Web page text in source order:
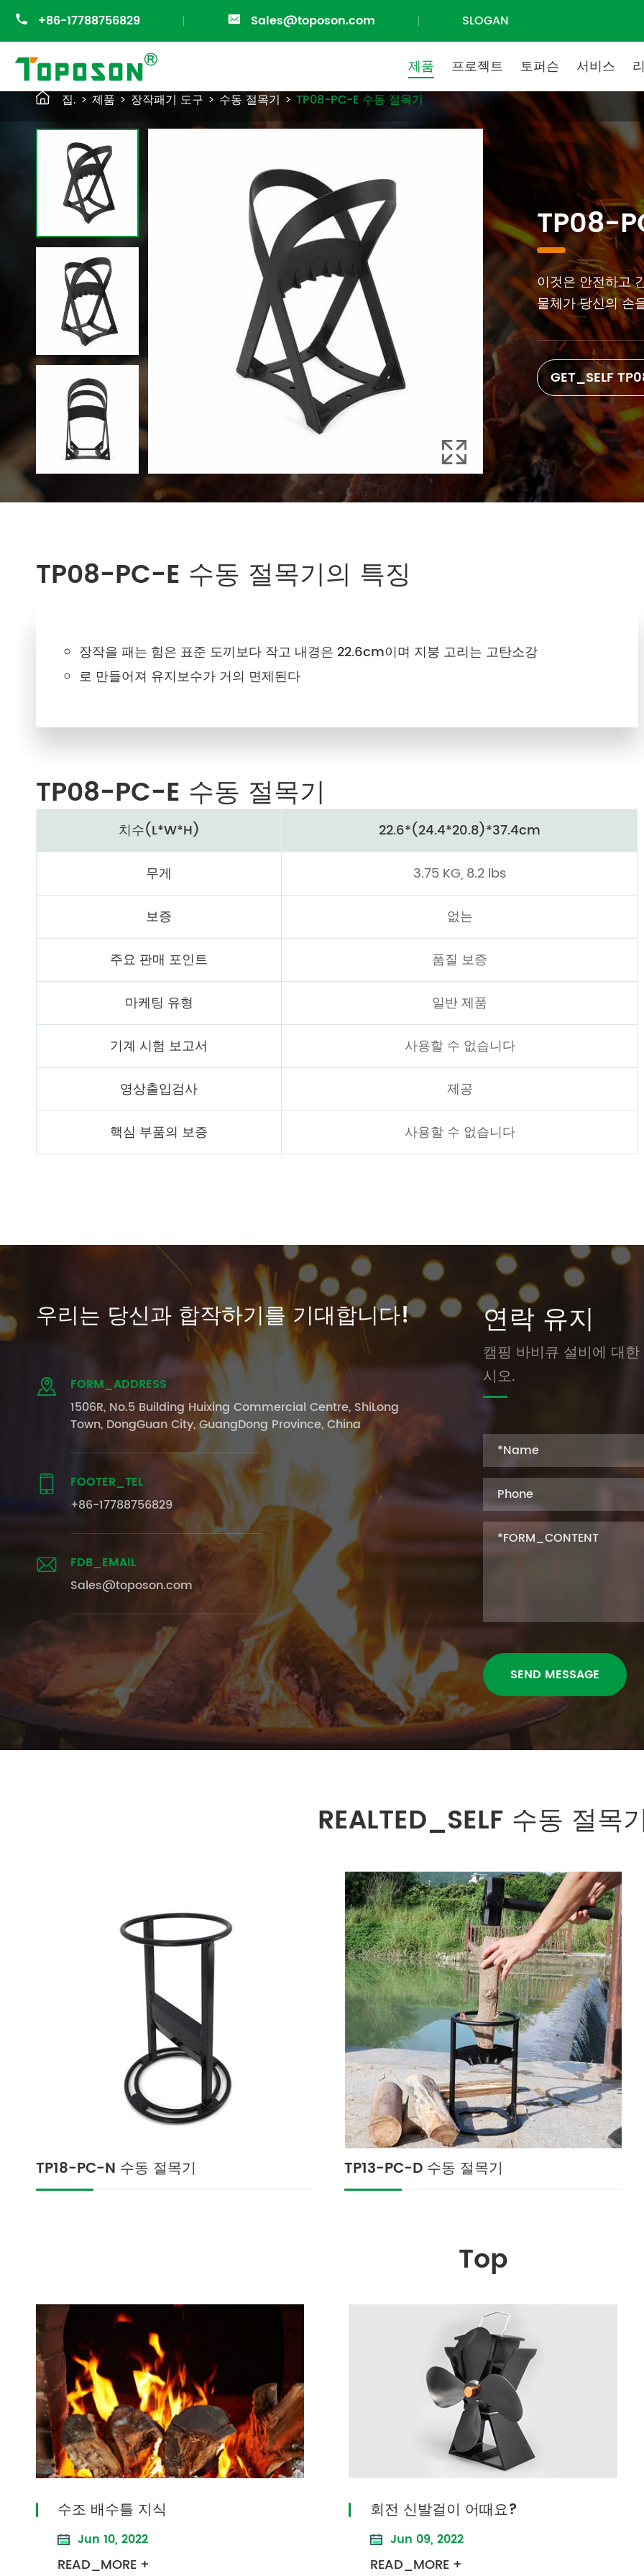
 +86-17788756829  Sales@toposon.com SLOGAN
제품 프로젝트 토퍼슨 서비스

TP08-
이것은 안전하고
물체가 당신의 손
GET_SELF
 집. 제품 장작패기 도구 수동 절목기 TP08-PC-E 수동 절목기
TP08-PC-E 수동 절목기의 특징
장작을 패는 힘은 표준 도끼보다 작고 내경은 22.6cm이며 지붕 고리는 고탄소강
로 만들어져 유지보수가 거의 면제된다
TP08-PC-E 수동 절목기
치수(L*W*H) 22.6*(24.4*20.8)*37.4cm
무게 3.75 KG, 8.2 lbs
보증 없는
주요 판매 포인트 품질 보증
마케팅 유형 일반 제품
기계 시험 보고서 사용할 수 없습니다
영상출입검사 제공
핵심 부품의 보증 사용할 수 없습니다
우리는 당신과 합작하기를 기대합니다!

FORM_ADDRESS
1506R, No.5 Building Huixing Commercial Centre, ShiLong
Town, DongGuan City, GuangDong Province, China

FOOTER_TEL
+86-17788756829

FDB_EMAIL
Sales@toposon.com
연락 유지
캠핑 바비큐 설비에 대
시오.
REALTED_SELF 수동 절목
TP18-PC-N 수동 절목기 TP13-PC-D 수동 절목기
Top
수조 배수틀 지식
Jun 10, 2022
READ_MORE +
회전 신발걸이 어때요?
Jun 09, 2022
READ_MORE +